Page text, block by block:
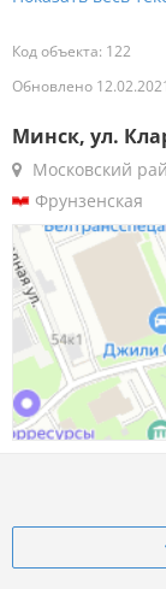
Код объекта: 122
Обновлено
Минск, ул.
Московский
Фрунзенская